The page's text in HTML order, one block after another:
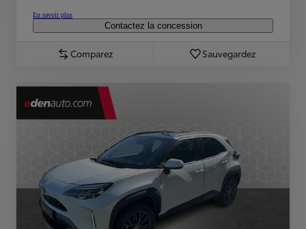
En savoir plus
Contactez la concession
Comparez Sauvegardez